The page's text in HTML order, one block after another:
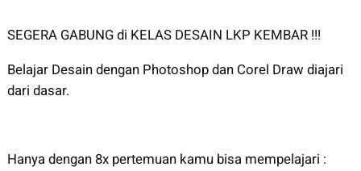
SEGERA GABUNG di KELAS DESAIN LKP KEMBAR !!!
Belajar Desain dengan Photoshop dan Corel Draw diajari
dari dasar.
Hanya dengan 8x pertemuan kamu bisa mempelajari :